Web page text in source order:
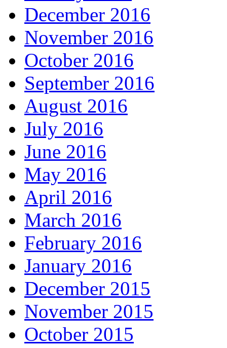
December 2016
November 2016
October 2016
September 2016
August 2016
July 2016
June 2016
May 2016
April 2016
March 2016
February 2016
January 2016
December 2015
November 2015
October 2015